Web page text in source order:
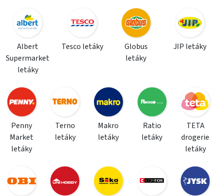
Albert
Supermarket
letáky
Tesco letáky
Globus
letáky
JIP letáky
Penny
Market
letáky
Terno
letáky
Makro
letáky
Ratio
letáky
TETA
drogerie
letáky